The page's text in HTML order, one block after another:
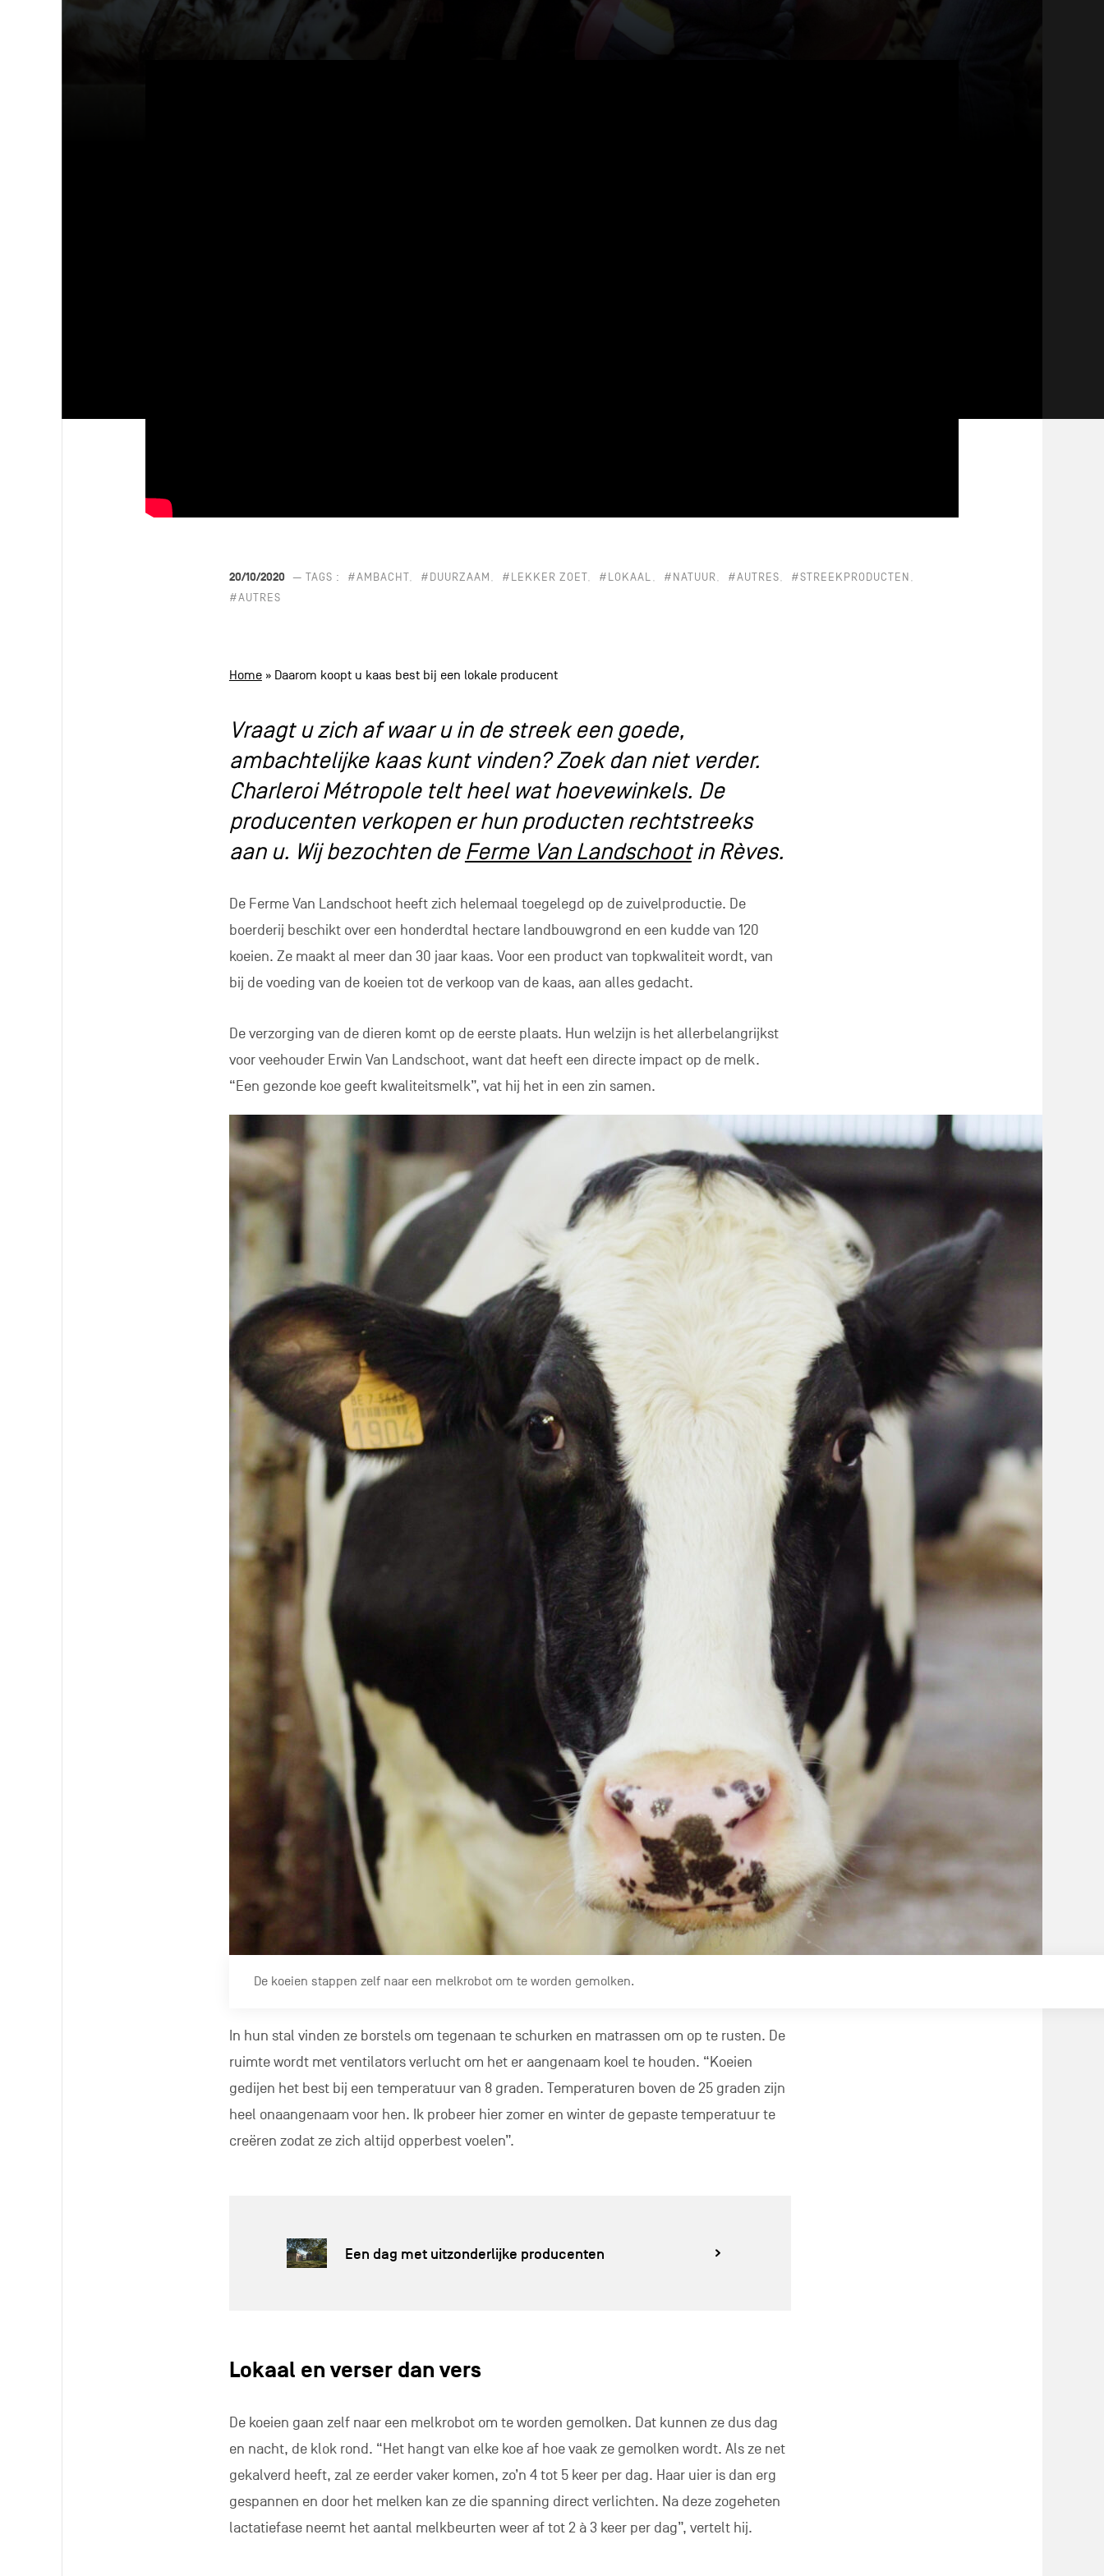
20/10/2020 — TAGS : #AMBACHT #DUURZAAM #LEKKER ZOET #LOKAAL #NATUUR #AUTRES
#STREEKPRODUCTEN
#AUTRES
Home» Daarom koopt u kaas best bij een lokale producent
Vraagt u zich af waar u in de streek een goede,
ambachtelijke kaas kunt vinden? Zoek dan niet verder.
Charleroi Métropole telt heel wat hoevewinkels. De
producenten verkopen er hun producten rechtstreeks
aan u. Wij bezochten de Ferme Van Landschootin Rèves.
De Ferme Van Landschoot heeft zich helemaal toegelegd op de zuivelproductie. De
boerderij beschikt over een honderdtal hectare landbouwgrond en een kudde van 120
koeien. Ze maakt al meer dan 30 jaar kaas. Voor een product van topkwaliteit wordt, van
bij de voeding van de koeien tot de verkoop van de kaas, aan alles gedacht.
De verzorging van de dieren komt op de eerste plaats. Hun welzijn is het allerbelangrijkst
voor veehouder Erwin Van Landschoot, want dat heeft een directe impact op de melk.
“Een gezonde koe geeft kwaliteitsmelk”, vat hij het in een zin samen.
De koeien stappen zelf naar een melkrobot om te worden gemolken.
In hun stal vinden ze borstels om tegenaan te schurken en matrassen om op te rusten. De
ruimte wordt met ventilators verlucht om het er aangenaam koel te houden. “Koeien
gedijen het best bij een temperatuur van 8 graden. Temperaturen boven de 25 graden zijn
heel onaangenaam voor hen. Ik probeer hier zomer en winter de gepaste temperatuur te
creëren zodat ze zich altijd opperbest voelen”.
Een dag met uitzonderlijke producenten
Lokaal en verser dan vers
De koeien gaan zelf naar een melkrobot om te worden gemolken. Dat kunnen ze dus dag
en nacht, de klok rond. “Het hangt van elke koe af hoe vaak ze gemolken wordt. Als ze net
gekalverd heeft, zal ze eerder vaker komen, zo’n 4 tot 5 keer per dag. Haar uier is dan erg
gespannen en door het melken kan ze die spanning direct verlichten. Na deze zogeheten
lactatiefase neemt het aantal melkbeurten weer af tot 2 à 3 keer per dag”, vertelt hij.